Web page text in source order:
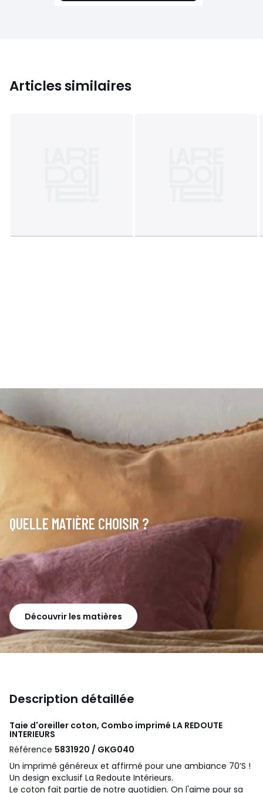
Articles similaires
QUELLE MATIÈRE CHOISIR ?
Découvrir les matières
Description détaillée
Taie d'oreiller coton, Combo imprimé LA REDOUTE
INTERIEURS
Référence 5831920 / GKG040
Un imprimé généreux et affirmé pour une ambiance 70’S !
Un design exclusif La Redoute Intérieurs.
Le coton fait partie de notre quotidien. On l'aime pour sa